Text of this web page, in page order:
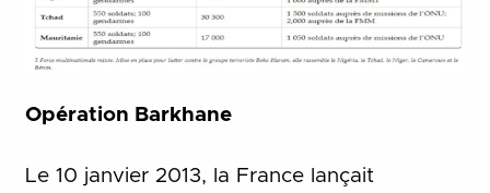
Opération Barkhane
Le 10 janvier 2013, la France lançait